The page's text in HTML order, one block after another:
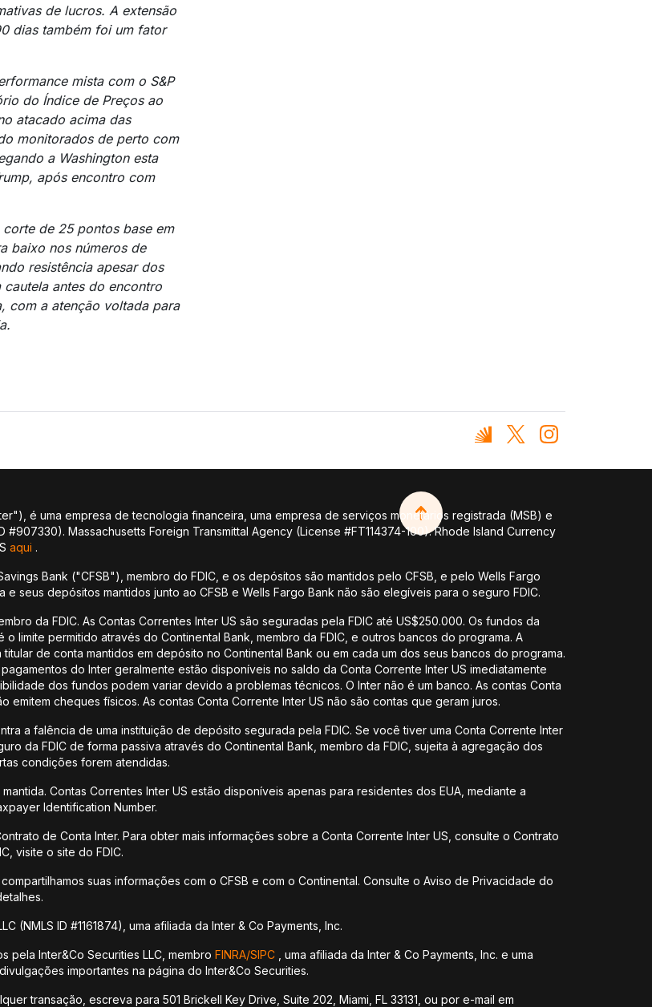
de lucros. A extensão
dias também foi um fator
mista com o S&P
do Índice de Preços ao
atacado acima das
monitorados de perto com
a Washington esta
após encontro com
de 25 pontos base em
baixo nos números de
resistência apesar dos
antes do encontro
com a atenção voltada para
é uma empresa de tecnologia financeira, uma empresa de serviços monetários registrada (MSB) e
Massachusetts Foreign Transmittal Agency (License #FT114374-100). Rhode Island Currency
aqui .
Bank ("CFSB"), membro do FDIC, e os depósitos são mantidos pelo CFSB, e pelo Wells Fargo
e seus depósitos mantidos junto ao CFSB e Wells Fargo Bank não são elegíveis para o seguro FDIC.
da FDIC. As Contas Correntes Inter US são seguradas pela FDIC até US$250.000. Os fundos da
limite permitido através do Continental Bank, membro da FDIC, e outros bancos do programa. A
de conta mantidos em depósito no Continental Bank ou em cada um dos seus bancos do programa.
do Inter geralmente estão disponíveis no saldo da Conta Corrente Inter US imediatamente
dos fundos podem variar devido a problemas técnicos. O Inter não é um banco. As contas Conta
emitem cheques físicos. As contas Conta Corrente Inter US não são contas que geram juros.
a falência de uma instituição de depósito segurada pela FDIC. Se você tiver uma Conta Corrente Inter
da FDIC de forma passiva através do Continental Bank, membro da FDIC, sujeita à agregação dos
condições forem atendidas.
Contas Correntes Inter US estão disponíveis apenas para residentes dos EUA, mediante a
Identification Number.
de Conta Inter. Para obter mais informações sobre a Conta Corrente Inter US, consulte o Contrato
visite o site do FDIC.
suas informações com o CFSB e com o Continental. Consulte o Aviso de Privacidade do
(NMLS ID #1161874), uma afiliada da Inter & Co Payments, Inc.
Inter&Co Securities LLC, membro FINRA/SIPC , uma afiliada da Inter & Co Payments, Inc. e uma
importantes na página do Inter&Co Securities.
transação, escreva para 501 Brickell Key Drive, Suite 202, Miami, FL 33131, ou por e-mail em